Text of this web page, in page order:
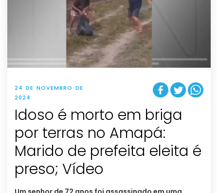
24 DE NOVEMBRO DE
2024
Idoso é morto em briga
por terras no Amapá:
Marido de prefeita eleita é
preso; Vídeo